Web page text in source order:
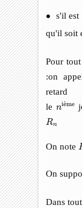
∙
∙
s'il est
qu'il soit
Pour
:on
retard
le nième
ième
Rn
Rn
On note
On
Dans